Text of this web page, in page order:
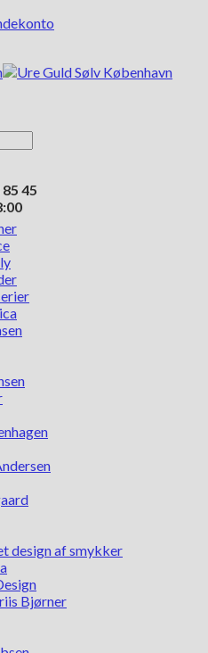
45
design af smykker
Bjørner